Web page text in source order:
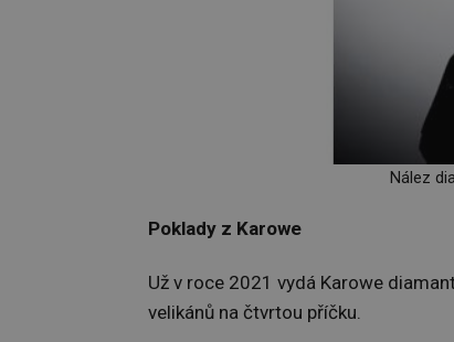
Nález
Poklady z Karowe
Už v roce 2021 vydá Karowe
velikánů na čtvrtou příčku.